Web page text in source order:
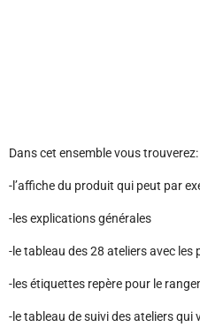
Dans cet ensemble vous trouverez:
-l’affiche du produit qui peut par
-les explications générales
-le tableau des 28 ateliers avec
-les étiquettes repère pour le
-le tableau de suivi des ateliers qui